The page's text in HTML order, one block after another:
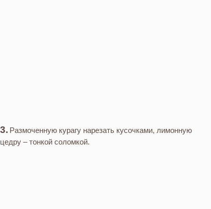
Размоченную курагу нарезать кусочками, лимонную
цедру – тонкой соломкой.